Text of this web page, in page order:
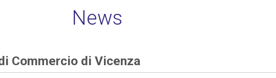
News
Commercio di Vicenza